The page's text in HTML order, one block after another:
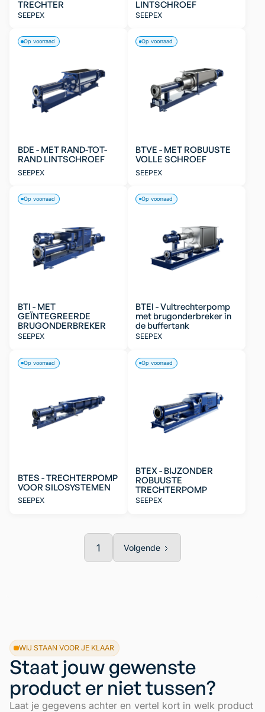
TRECHTER
SEEPEX
LINTSCHROEF
SEEPEX
BDE - MET RAND-TOT-
RAND LINTSCHROEF
SEEPEX
Op voorraad
BTVE - MET ROBUUSTE
VOLLE SCHROEF
SEEPEX
Op voorraad
BTI - MET
GEÏNTEGREERDE
BRUGONDERBREKER
SEEPEX
Op voorraad
BTEI - Vultrechterpomp
met brugonderbreker in
de buffertank
SEEPEX
Op voorraad
BTES - TRECHTERPOMP
VOOR SILOSYSTEMEN
SEEPEX
Op voorraad
BTEX - BIJZONDER
ROBUUSTE
TRECHTERPOMP
SEEPEX
Op voorraad
1 Volgende
WIJ STAAN VOOR JE KLAAR
Staat jouw gewenste
product er niet tussen?
Laat je gegevens achter en vertel kort in welk product